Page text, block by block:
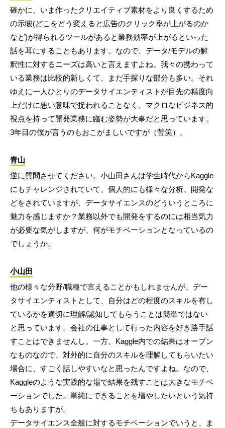
確かに、いま作ったクリエイティブ素材をより良くするため
の示唆(どこをどう変えると広告のクリック率が上がるのか
など)が得られるツールがあると業務効率が上がるといった
話を耳にすることもあります。なので、データ/モデルの解
釈性に対するニーズは高いと言えますよね。我々の携わって
いる業務は比較的新しくて、まだ手探りな部分も多い。それ
ゆえに一人ひとりのデータサイエンティストが目先の精度向
上だけに悪い意味で捉われることなく、マクロなビジネス的
視点を持って開発業務に臨む姿勢が大事だと思っています。
3年目の僕が言うのもおこがましいですが（苦笑）。
青山
逆に質問させてください。小山田さんは学生時代からKaggle
にもチャレンジされていて、個人的にも様々な分析、開発な
どをされていますが、データサイエンスのどういうところに
魅力を感じますか？業務以外でも開発をするのには相当気力
が必要な気がしますが、何がモチベーションとなっているの
でしょうか。
小山田
他の様々な分野/職種で言えることかもしれませんが、デー
タサイエンティストとして、自分はどの程度のスキルを有し
ているかを適切に理解/認知してもらうことは簡単ではない
と思っています。会社の仕事として行った内容を好き勝手話
すことはできませんし。一方、Kaggle内での結果はオープン
なものなので、対外的に自分のスキルを理解してもらいたい
場合に、すごく話しやすいなと思ったんですよね。なので、
Kaggleのような実践的な場で結果を残すことは大きなモチベ
ーションでした。単純にできることを増やしたいという気持
ちもありますが。
データサイエンス全般に対するモチベーションでいうと、ま